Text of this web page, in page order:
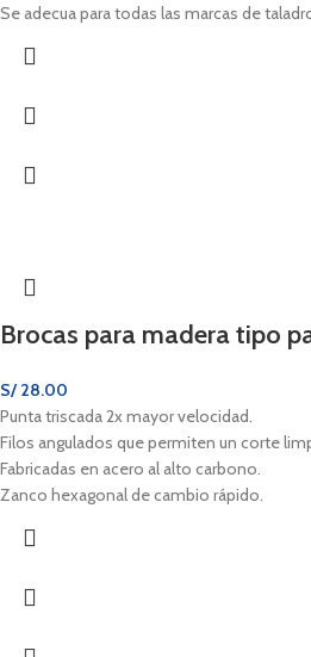
Se adecua para todas las marcas de
Brocas para madera tipo
S/ 28.00
Punta triscada 2x mayor velocidad.
Filos angulados que permiten un corte
Fabricadas en acero al alto carbono.
Zanco hexagonal de cambio rápido.